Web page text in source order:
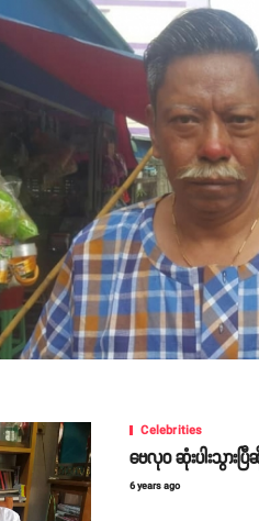
Celebrities
ဗေလုဝ ဆုံးပါးသွား
6 years ago